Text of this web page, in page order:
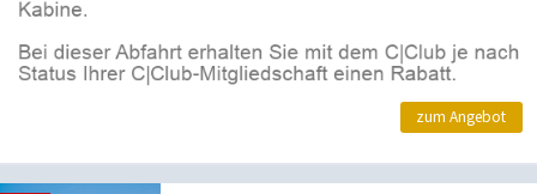
zum Angebot